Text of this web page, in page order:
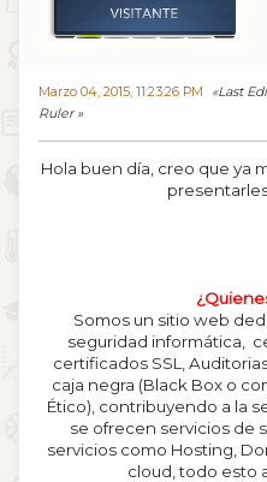
Marzo 04, 2015, 11:23:26 PM Last
Ruler
Hola buen día, creo que ya
Somos un sitio web
seguridad informática,
certificados SSL,
caja negra (Black Box o
Ético), contribuyendo a la
se ofrecen servicios de
servicios como Hosting,
cloud, todo esto